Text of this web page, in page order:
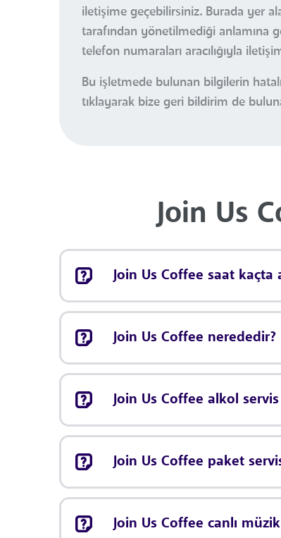
iletişime geçebilirsiniz. Burada yer
tarafından yönetilmediği anlamına
telefon numaraları aracılığıyla
Bu işletmede bulunan bilgilerin
tıklayarak bize geri bildirim de
Join Us
Join Us Coffee saat kaçta
Join Us Coffee nerededir?
Join Us Coffee alkol
Join Us Coffee paket
Join Us Coffee canlı